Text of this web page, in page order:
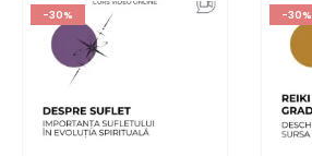
-30% -30%